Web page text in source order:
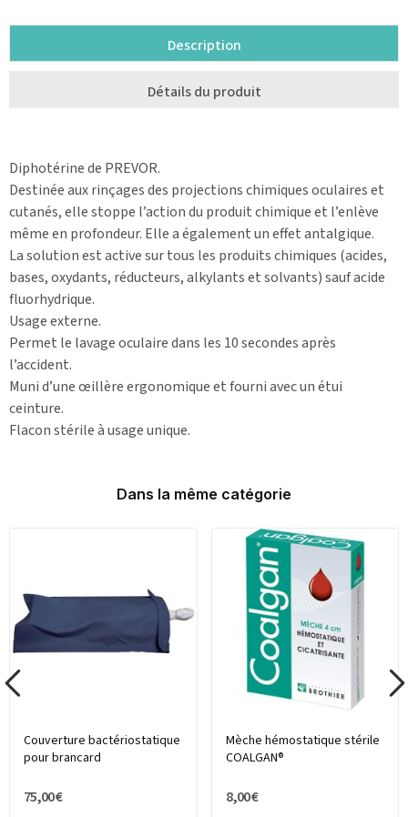
Description
Détails du produit
Diphotérine de PREVOR.
Destinée aux rinçages des projections chimiques oculaires et
cutanés, elle stoppe l’action du produit chimique et l’enlève
même en profondeur. Elle a également un effet antalgique.
La solution est active sur tous les produits chimiques (acides,
bases, oxydants, réducteurs, alkylants et solvants) sauf acide
fluorhydrique.
Usage externe.
Permet le lavage oculaire dans les 10 secondes après
l’accident.
Muni d’une œillère ergonomique et fourni avec un étui
ceinture.
Flacon stérile à usage unique.
Dans la même catégorie
Couverture bactériostatique
pour brancard
75,00 €
Mèche hémostatique stérile
COALGAN®
8,00 €